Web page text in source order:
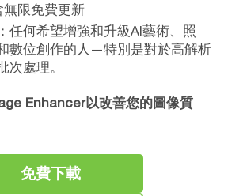
無限免費更新
任何希望增強和升級AI藝術、照
數位創作的人—特別是對於高解析
次處理。
Enhancer以改善您的圖像質
免費下載